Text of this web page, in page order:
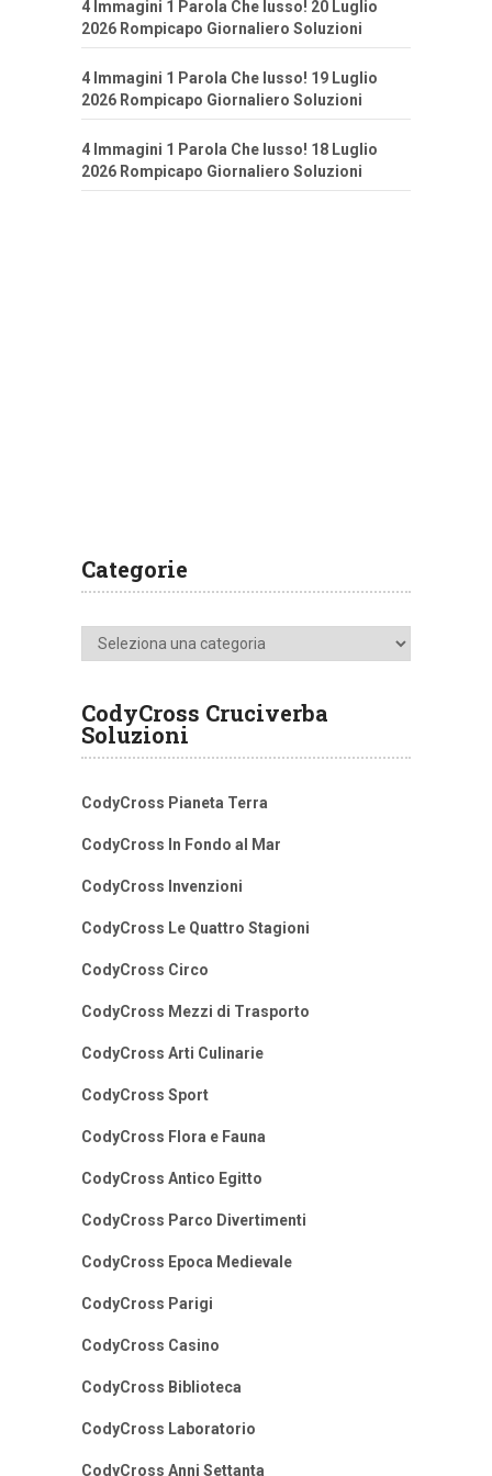
4 Immagini 1 Parola Che lusso! 20 Luglio
2026 Rompicapo Giornaliero Soluzioni
4 Immagini 1 Parola Che lusso! 19 Luglio
2026 Rompicapo Giornaliero Soluzioni
4 Immagini 1 Parola Che lusso! 18 Luglio
2026 Rompicapo Giornaliero Soluzioni
Categorie
Categorie
CodyCross Cruciverba
Soluzioni
CodyCross Pianeta Terra
CodyCross In Fondo al Mar
CodyCross Invenzioni
CodyCross Le Quattro Stagioni
CodyCross Circo
CodyCross Mezzi di Trasporto
CodyCross Arti Culinarie
CodyCross Sport
CodyCross Flora e Fauna
CodyCross Antico Egitto
CodyCross Parco Divertimenti
CodyCross Epoca Medievale
CodyCross Parigi
CodyCross Casino
CodyCross Biblioteca
CodyCross Laboratorio
CodyCross Anni Settanta